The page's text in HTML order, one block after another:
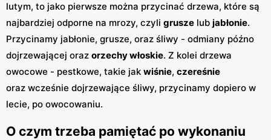
lutym, to jako pierwsze można przycinać drzewa, które są
najbardziej odporne na mrozy, czyli grusze lub jabłonie.
Przycinamy jabłonie, grusze, oraz śliwy - odmiany późno
dojrzewającej oraz orzechy włoskie. Z kolei drzewa
owocowe - pestkowe, takie jak wiśnie, czereśnie
oraz wcześnie dojrzewające śliwy, przycinamy dopiero w
lecie, po owocowaniu.
O czym trzeba pamiętać po wykonaniu